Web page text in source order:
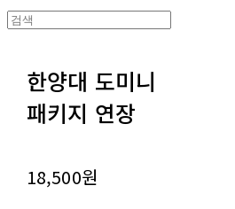
한양대 도미니
패키지 연장
18,500원